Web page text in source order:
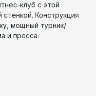
клуб с этой
Конструкция
мощный турник/
и пресса.